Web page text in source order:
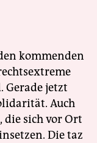
kommenden
Gerade jetzt
Auch
die sich vor Ort
Die taz